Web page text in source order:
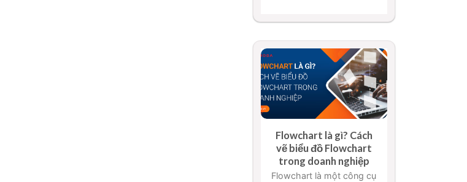
Flowchart là gì? Cách
vẽ biểu đồ Flowchart
trong doanh nghiệp
Flowchart là một công cụ